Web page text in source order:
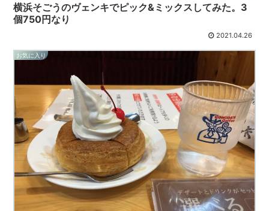
横浜そごうのヴェンキでピック&ミックスしてみた。3
個750円なり
2021.04.26
お気に入り